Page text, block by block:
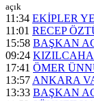
açık
11:34 EKİPLER
11:01 RECEP
15:58 BAŞKAN
09:24
17:41 ÖMER
13:57 ANKARA
13:33 BAŞKAN